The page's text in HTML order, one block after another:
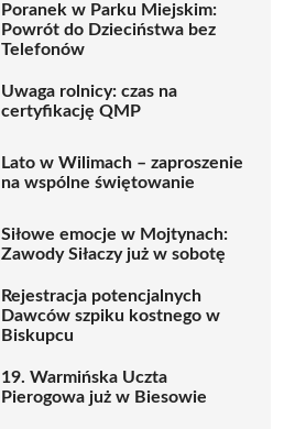
Poranek w Parku Miejskim:
Powrót do Dzieciństwa bez
Telefonów
Uwaga rolnicy: czas na
certyfikację QMP
Lato w Wilimach – zaproszenie
na wspólne świętowanie
Siłowe emocje w Mojtynach:
Zawody Siłaczy już w sobotę
Rejestracja potencjalnych
Dawców szpiku kostnego w
Biskupcu
19. Warmińska Uczta
Pierogowa już w Biesowie